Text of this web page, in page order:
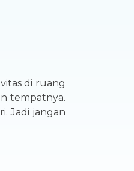
di ruang
tempatnya.
Jadi jangan